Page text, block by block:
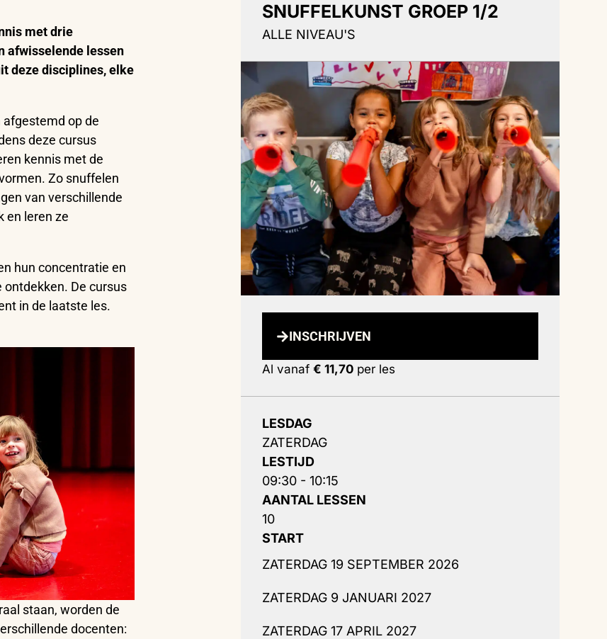
met drie
afwisselende lessen
deze disciplines, elke
afgestemd op de
deze cursus
kennis met de
Zo snuffelen
van verschillende
en leren ze
hun concentratie en
De cursus
in de laatste les.
staan, worden de
docenten:
SNUFFELKUNST GROEP 1/2
ALLE NIVEAU'S
INSCHRIJVEN
Al vanaf€ 11,70 per les
LESDAG
ZATERDAG
LESTIJD
09:30 - 10:15
AANTAL LESSEN
10
START
ZATERDAG 19 SEPTEMBER 2026
ZATERDAG 9 JANUARI 2027
ZATERDAG 17 APRIL 2027